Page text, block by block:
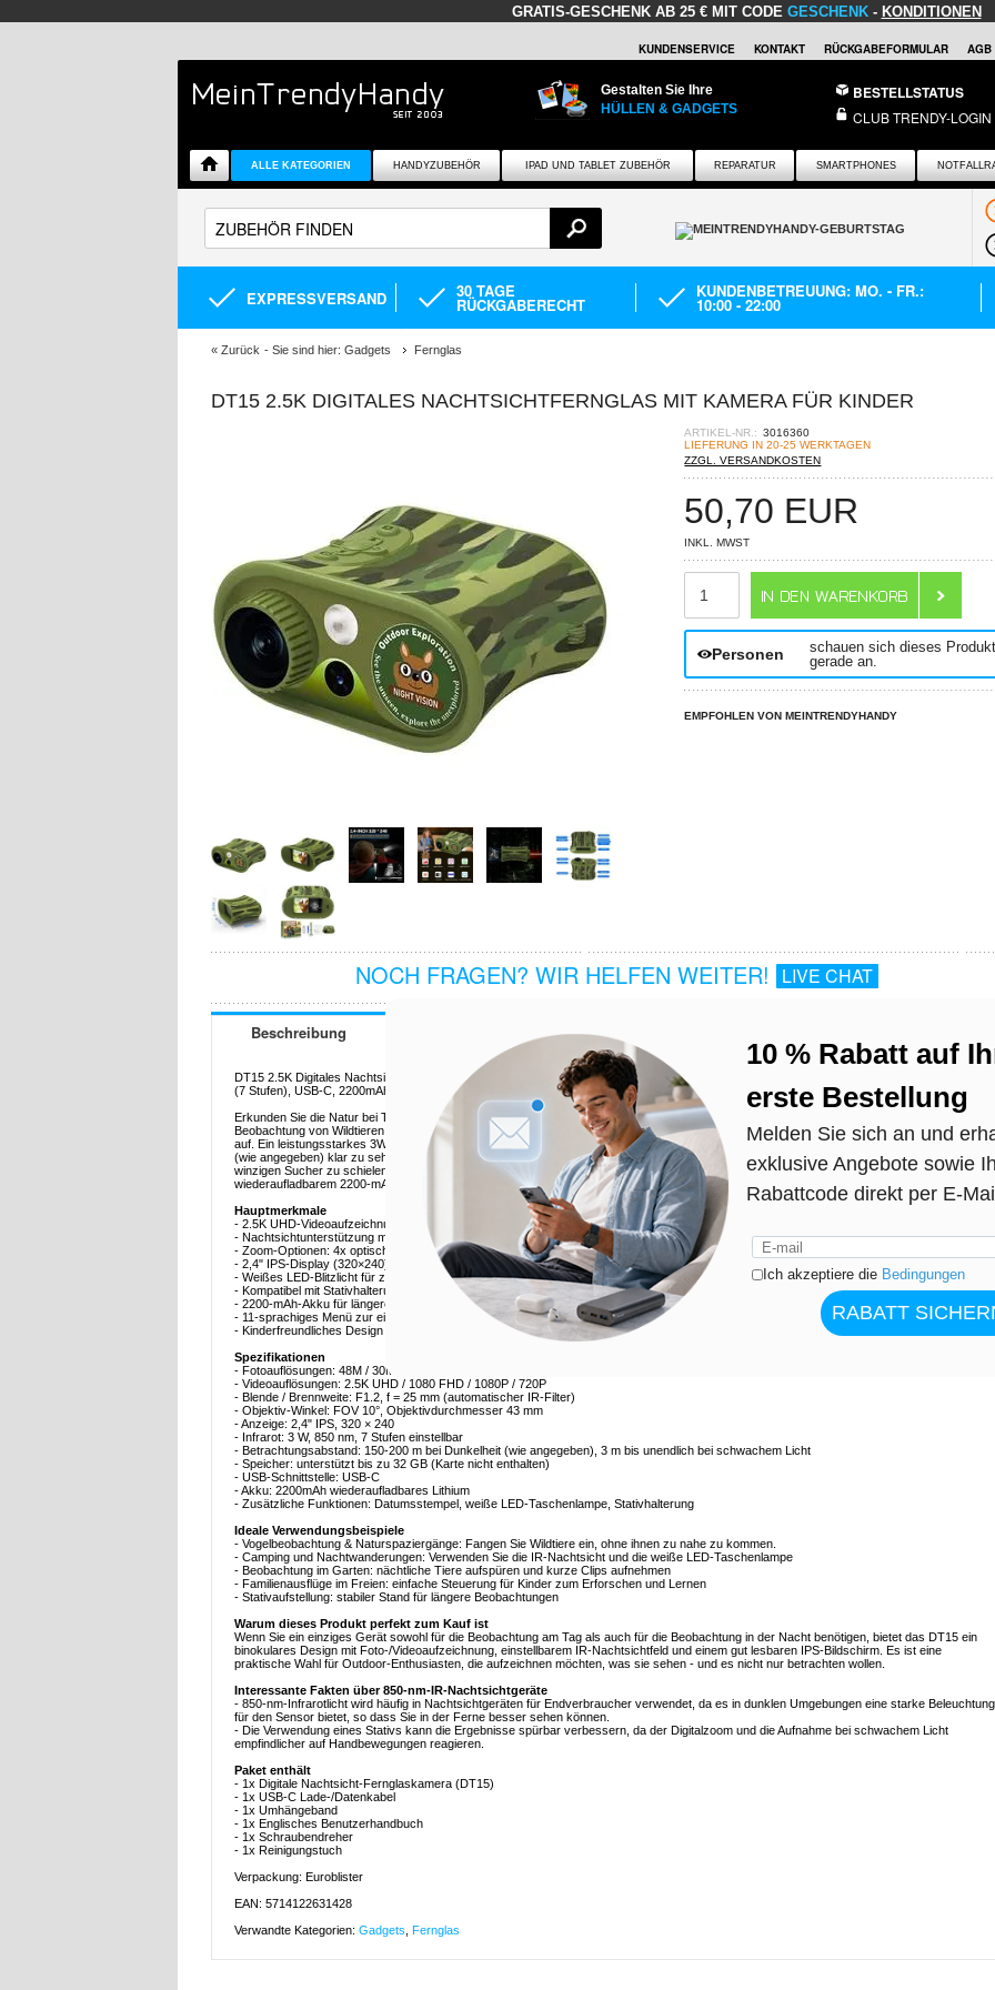
GRATIS-GESCHENK AB 25 € MIT CODE GESCHENK- KONDITIONEN
KUNDENSERVICE KONTAKT RÜCKGABEFORMULAR AGB
Gestalten Sie Ihre
HÜLLEN & GADGETS
BESTELLSTATUS
CLUB TRENDY-LOGIN
ALLE KATEGORIEN HANDYZUBEHÖR IPAD UND TABLET ZUBEHÖR REPARATUR SMARTPHONES
EXPRESSVERSAND 30 TAGE
RÜCKGABERECHT
KUNDENBETREUUNG: MO. - FR.:
10:00 - 22:00
« Zurück - Sie sind hier: Gadgets Fernglas
DT15 2.5K DIGITALES NACHTSICHTFERNGLAS MIT KAMERA FÜR KINDER
ARTIKEL-NR.: 3016360
LIEFERUNG IN 20-25 WERKTAGEN
ZZGL. VERSANDKOSTEN
50,70 EUR
INKL. MWST
Personen
schauen sich dieses Produkt
gerade an.
EMPFOHLEN VON MEINTRENDYHANDY
NOCH FRAGEN? WIR HELFEN WEITER! LIVE CHAT
Beschreibung
DT15 2.5K Digitales Nachtsichtfernglas mit Kamera für Kinder - 48MP Fotos, 8x digitaler + 4x optischer Zoom, 2.4" IPS Bildschirm, 850 nm IR
(7 Stufen), USB-C, 2200mAh Akku
Erkunden Sie die Natur bei Tag und Nacht mit dem digitalen Teleskop-Kamera-Fernglas DT15. Es wurde für die Vogelbeobachtung, die
Beobachtung von Wildtieren, Camping und nächtliche Abenteuer entwickelt und nimmt scharfe Fotos mit bis zu 48 MP und Videos in 2.5K
auf. Ein leistungsstarkes 3W 850 nm Infrarotlicht mit 7-stufiger Einstellung hilft Ihnen, in der Dunkelheit auf Entfernungen von bis zu 150-200 m
(wie angegeben) klar zu sehen, während der helle 2,4-Zoll-IPS-Bildschirm die Betrachtung und Wiedergabe erleichtert, ohne durch einen
winzigen Sucher zu schielen. Mit 4-fach optischem und 8-fach digitalem Zoom, eingebauter weißer LED-Taschenlampe, Stativhalterung und
wiederaufladbarem 2200-mAh-Akku ist sie ein vielseitiges Werkzeug für Ausflüge im Freien und den Einsatz mit der Familie.
Hauptmerkmale
- 2.5K UHD-Videoaufzeichnung und bis zu 48MP Fotos für detaillierte Aufnahmen
- Nachtsichtunterstützung mit 3W 850 nm IR-Scheinwerfer (7 Helligkeitsstufen)
- Zoom-Optionen: 4x optisch + 8x digital für flexible Betrachtung
- 2,4" IPS-Display (320×240) für komfortable Überwachung und Menüsteuerung
- Weißes LED-Blitzlicht für zusätzliche Sichtbarkeit im Camp oder auf Wanderwegen
- Kompatibel mit Stativhalterung für stabilere Betrachtung und Aufnahme
- 2200-mAh-Akku für längeren Outdoor-Einsatz
- 11-sprachiges Menü zur einfacheren Navigation für unterschiedliche Benutzer
- Kinderfreundliches Design mit kompaktem Gehäuse und einfachen Tasten
Spezifikationen
- Fotoauflösungen: 48M / 30M / 25M / 20M / 10M / 8M / 5M / 3M
- Videoauflösungen: 2.5K UHD / 1080 FHD / 1080P / 720P
- Blende / Brennweite: F1.2, f = 25 mm (automatischer IR-Filter)
- Objektiv-Winkel: FOV 10°, Objektivdurchmesser 43 mm
- Anzeige: 2,4" IPS, 320 × 240
- Infrarot: 3 W, 850 nm, 7 Stufen einstellbar
- Betrachtungsabstand: 150-200 m bei Dunkelheit (wie angegeben), 3 m bis unendlich bei schwachem Licht
- Speicher: unterstützt bis zu 32 GB (Karte nicht enthalten)
- USB-Schnittstelle: USB-C
- Akku: 2200mAh wiederaufladbares Lithium
- Zusätzliche Funktionen: Datumsstempel, weiße LED-Taschenlampe, Stativhalterung
Ideale Verwendungsbeispiele
- Vogelbeobachtung & Naturspaziergänge: Fangen Sie Wildtiere ein, ohne ihnen zu nahe zu kommen.
- Camping und Nachtwanderungen: Verwenden Sie die IR-Nachtsicht und die weiße LED-Taschenlampe
- Beobachtung im Garten: nächtliche Tiere aufspüren und kurze Clips aufnehmen
- Familienausflüge im Freien: einfache Steuerung für Kinder zum Erforschen und Lernen
- Stativaufstellung: stabiler Stand für längere Beobachtungen
Warum dieses Produkt perfekt zum Kauf ist
Wenn Sie ein einziges Gerät sowohl für die Beobachtung am Tag als auch für die Beobachtung in der Nacht benötigen, bietet das DT15 ein
binokulares Design mit Foto-/Videoaufzeichnung, einstellbarem IR-Nachtsichtfeld und einem gut lesbaren IPS-Bildschirm. Es ist eine
praktische Wahl für Outdoor-Enthusiasten, die aufzeichnen möchten, was sie sehen - und es nicht nur betrachten wollen.
Interessante Fakten über 850-nm-IR-Nachtsichtgeräte
- 850-nm-Infrarotlicht wird häufig in Nachtsichtgeräten für Endverbraucher verwendet, da es in dunklen Umgebungen eine starke Beleuchtung
für den Sensor bietet, so dass Sie in der Ferne besser sehen können.
- Die Verwendung eines Stativs kann die Ergebnisse spürbar verbessern, da der Digitalzoom und die Aufnahme bei schwachem Licht
empfindlicher auf Handbewegungen reagieren.
Paket enthält
- 1x Digitale Nachtsicht-Fernglaskamera (DT15)
- 1x USB-C Lade-/Datenkabel
- 1x Umhängeband
- 1x Englisches Benutzerhandbuch
- 1x Schraubendreher
- 1x Reinigungstuch
Verpackung: Euroblister
EAN: 5714122631428
Verwandte Kategorien: Gadgets Fernglas